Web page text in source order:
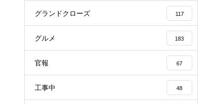
グランドクローズ 117
グルメ 183
官報 67
工事中 48